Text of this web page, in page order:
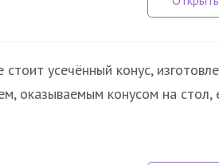
стоит усечённый конус,
оказываемым конусом на стол,